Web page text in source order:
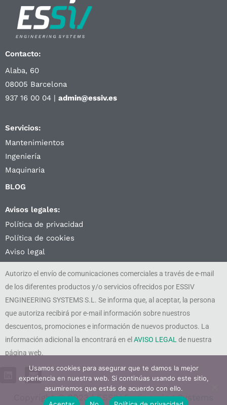
Contacto:
Alaba, 60
08005 Barcelona
937 16 00 04 | admin@essiv.es
Servicios:
Mantenimientos
Ingeniería
Maquinaria
BLOG
Avisos legales:
Política de privacidad
Política de cookies
Aviso legal
Autorizo el envío de comunicaciones comerciales a través de e-mail
de los diferentes productos y/o servicios ofrecidos por ESSIV
ENGINEERING SYSTEMS S.L. Se informa que, al aceptar, la persona
que autoriza recibirá por e-mail información sobre nuestros
descuentos, promociones e información de nuevos productos. La
información adicional la encontrará en el AVISO LEGAL de nuestra
página web.
E
n
Copyright © 2023 |ESSIV Engineering Systems
Usamos cookies para asegurar que te damos la mejor
experiencia en nuestra web. Si continúas usando este sitio,
asumiremos que estás de acuerdo con ello.